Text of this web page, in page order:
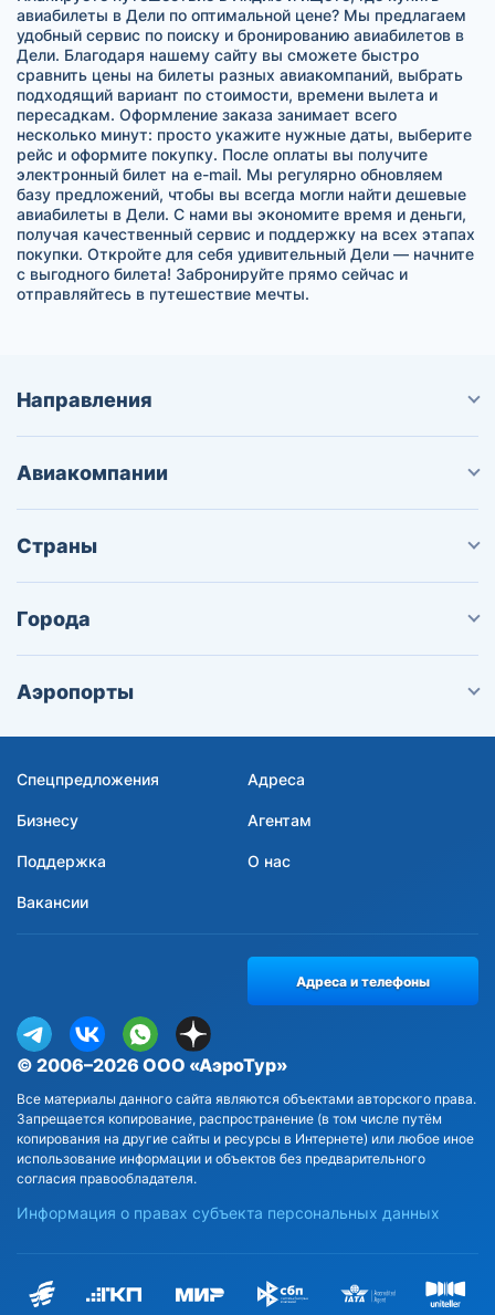
авиабилеты в Дели по оптимальной цене? Мы предлагаем
удобный сервис по поиску и бронированию авиабилетов в
Дели. Благодаря нашему сайту вы сможете быстро
сравнить цены на билеты разных авиакомпаний, выбрать
подходящий вариант по стоимости, времени вылета и
пересадкам. Оформление заказа занимает всего
несколько минут: просто укажите нужные даты, выберите
рейс и оформите покупку. После оплаты вы получите
электронный билет на e-mail. Мы регулярно обновляем
базу предложений, чтобы вы всегда могли найти дешевые
авиабилеты в Дели. С нами вы экономите время и деньги,
получая качественный сервис и поддержку на всех этапах
покупки. Откройте для себя удивительный Дели — начните
с выгодного билета! Забронируйте прямо сейчас и
отправляйтесь в путешествие мечты.
Направления
Авиакомпании
Страны
Города
Аэропорты
Спецпредложения Адреса
Бизнесу Агентам
Поддержка О нас
Вакансии
© 2006–2026 ООО «АэроТур»
Все материалы данного сайта являются объектами авторского права.
Запрещается копирование, распространение (в том числе путём
копирования на другие сайты и ресурсы в Интернете) или любое иное
использование информации и объектов без предварительного
согласия правообладателя.
Информация о правах субъекта персональных данных
Адреса и телефоны